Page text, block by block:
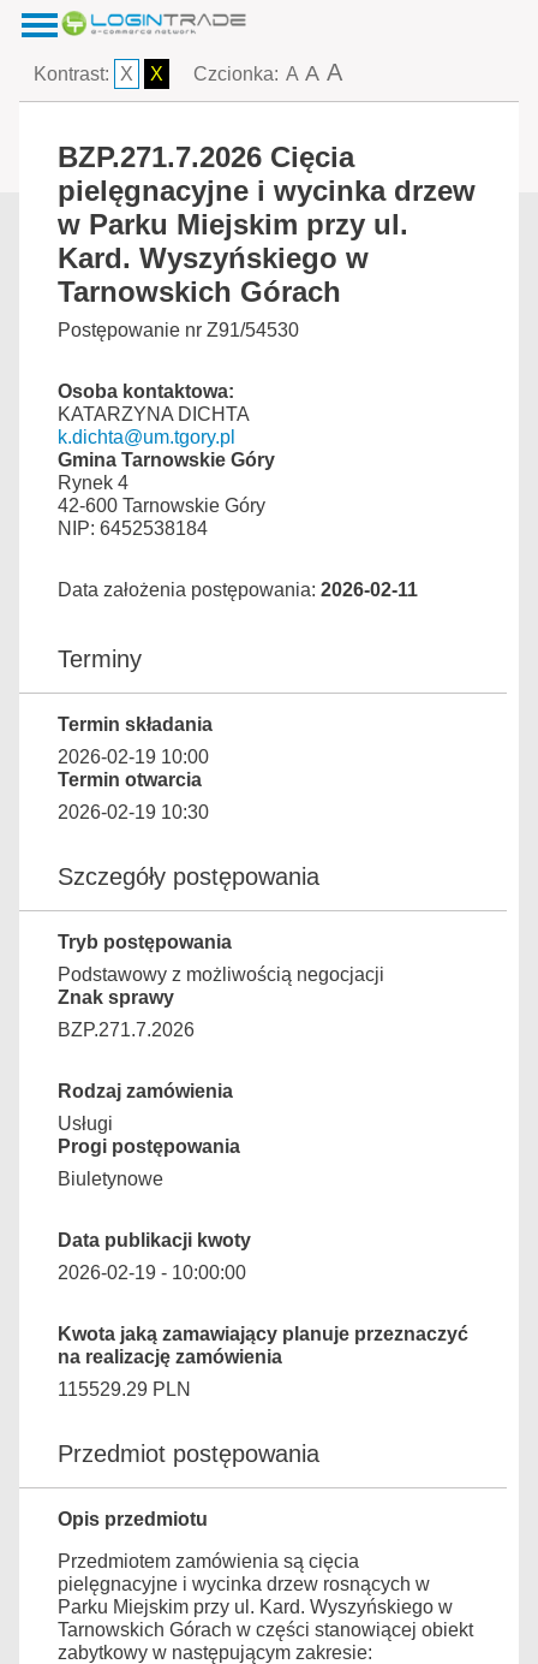
Kontrast: X X Czcionka: A A A
BZP.271.7.2026 Cięcia
pielęgnacyjne i wycinka drzew
w Parku Miejskim przy ul.
Kard. Wyszyńskiego w
Tarnowskich Górach
Postępowanie nr Z91/54530
Osoba kontaktowa:
KATARZYNA DICHTA
k.dichta@um.tgory.pl
Gmina Tarnowskie Góry
Rynek 4
42-600 Tarnowskie Góry
NIP: 6452538184
Data założenia postępowania: 2026-02-11
Terminy
Termin składania
2026-02-19 10:00
Termin otwarcia
2026-02-19 10:30
Szczegóły postępowania
Tryb postępowania
Podstawowy z możliwością negocjacji
Znak sprawy
BZP.271.7.2026
Rodzaj zamówienia
Usługi
Progi postępowania
Biuletynowe
Data publikacji kwoty
2026-02-19 - 10:00:00
Kwota jaką zamawiający planuje przeznaczyć
na realizację zamówienia
115529.29 PLN
Przedmiot postępowania
Opis przedmiotu
Przedmiotem zamówienia są cięcia
pielęgnacyjne i wycinka drzew rosnących w
Parku Miejskim przy ul. Kard. Wyszyńskiego w
Tarnowskich Górach w części stanowiącej obiekt
zabytkowy w następującym zakresie: